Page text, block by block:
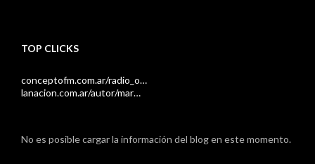
TOP CLICKS
conceptofm.com.ar/radio_o…
lanacion.com.ar/autor/mar…
No es posible cargar la información del blog en este momento.